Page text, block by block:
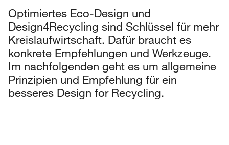
Optimiertes Eco-Design und
Design4Recycling sind Schlüssel für mehr
Kreislaufwirtschaft. Dafür braucht es
konkrete Empfehlungen und Werkzeuge.
Im nachfolgenden geht es um allgemeine
Prinzipien und Empfehlung für ein
besseres Design for Recycling.